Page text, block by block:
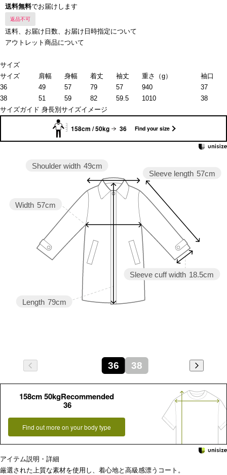
送料無料でお届けします
返品不可
送料、お届け日数、お届け日時指定について
アウトレット商品について
サイズ
サイズ
肩幅 身幅 着丈 袖丈 重さ（g）
袖口
36
49 57 79 57 940
37
38
51 59 82 59.5 1010
38
サイズガイド 身長別サイズイメージ
158cm / 50kg 36 Find your size
Sleeve cuff width 18.5cm
Sleeve length 57cm
Length 79cm
Width 57cm
Shoulder width 49cm
36 38
158cm 50kgRecommended
36
Find out more on your body type
アイテム説明・詳細
厳選された上質な素材を使用し、着心地と高級感漂うコート。